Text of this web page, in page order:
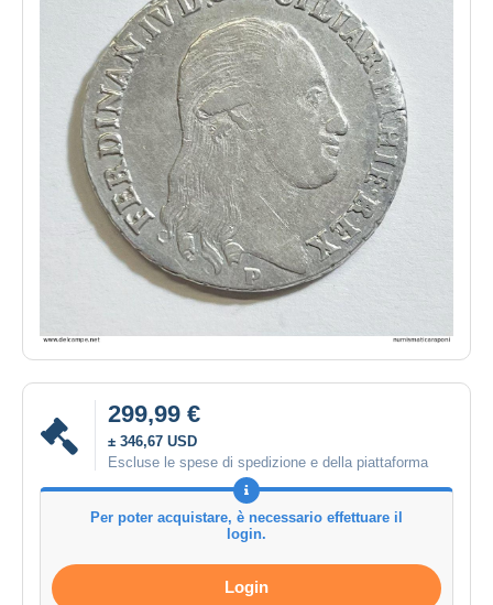
299,99 €
± 346,67 USD
Escluse le spese di spedizione e della piattaforma
Per poter acquistare, è necessario effettuare il
login.
Login